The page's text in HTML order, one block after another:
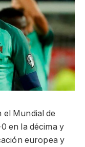
el Mundial de
en la décima y
europea y